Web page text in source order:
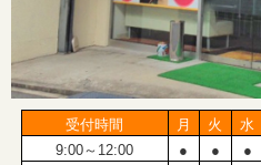
受付時間 月 火 水
9:00～12:00
● ● ●